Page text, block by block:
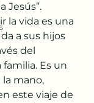
Jesús”.
la vida es una
a sus hijos
del
Es un
la mano,
este viaje de